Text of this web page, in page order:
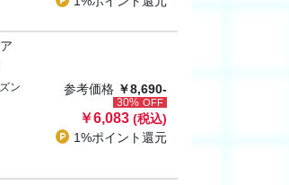
ン 参考価格 ￥8,690-
30% OFF
￥6,083 (税込)
1%ポイント還元